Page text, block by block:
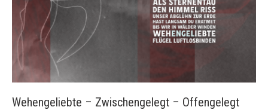
Wehengeliebte – Zwischengelegt – Offengelegt